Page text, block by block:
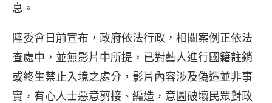
息。
陸委會日前宣布，政府依法行政，相關案例正依法
查處中，並無影片中所提，已對藝人進行國籍註銷
或終生禁止入境之處分，影片內容涉及偽造並非事
實，有心人士惡意剪接、編造，意圖破壞民眾對政